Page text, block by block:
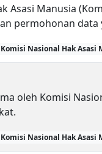
Asasi Manusia
permohonan data
Komisi Nasional Hak Asasi
oleh Komisi
Komisi Nasional Hak Asasi